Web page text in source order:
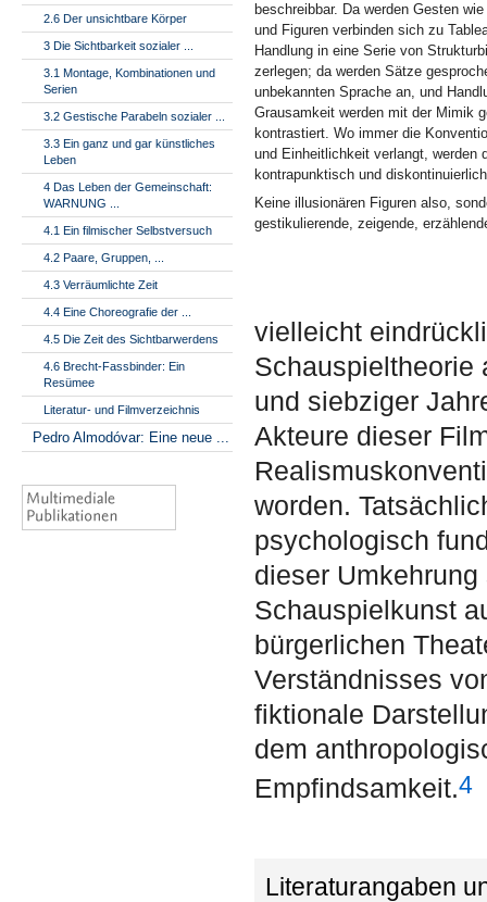
2.6 Der unsichtbare Körper
3 Die Sichtbarkeit sozialer ...
3.1 Montage, Kombinationen und
Serien
3.2 Gestische Parabeln sozialer ...
3.3 Ein ganz und gar künstliches
Leben
4 Das Leben der Gemeinschaft:
WARNUNG ...
4.1 Ein filmischer Selbstversuch
4.2 Paare, Gruppen, ...
4.3 Verräumlichte Zeit
4.4 Eine Choreografie der ...
4.5 Die Zeit des Sichtbarwerdens
4.6 Brecht-Fassbinder: Ein
Resümee
Literatur- und Filmverzeichnis
Pedro Almodóvar: Eine neue ...
beschreibbar. Da werden Gesten
und Figuren verbinden sich zu
Handlung in eine Serie von
zerlegen; da werden Sätze
unbekannten Sprache an, und
Grausamkeit werden mit der Mimik
kontrastiert. Wo immer die
und Einheitlichkeit verlangt, werden
kontrapunktisch und
Keine illusionären Figuren also,
gestikulierende, zeigende,
vielleicht
Schauspieltheorie
und siebziger
Akteure dieser
worden.
psychologisch
dieser
Schauspielkunst
bürgerlichen
Verständnisses
fiktionale
dem
Empfindsamkeit.4
Literaturangaben